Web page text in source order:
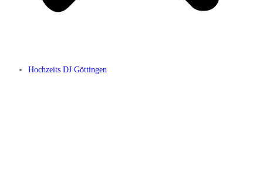
Hochzeits DJ Göttingen